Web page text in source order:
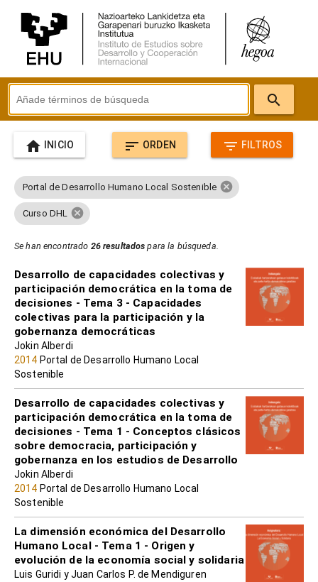
search
home INICIO sort ORDEN filter_list FILTROS
Portal de Desarrollo Humano Local Sostenible cancel
Curso DHL cancel
Se han encontrado 26 resultados para la búsqueda.
Desarrollo de capacidades colectivas y
participación democrática en la toma de
decisiones - Tema 3 - Capacidades
colectivas para la participación y la
gobernanza democráticas
Jokin Alberdi
2014 Portal de Desarrollo Humano Local
Sostenible
Desarrollo de capacidades colectivas y
participación democrática en la toma de
decisiones - Tema 1 - Conceptos clásicos
sobre democracia, participación y
gobernanza en los estudios de Desarrollo
Jokin Alberdi
2014 Portal de Desarrollo Humano Local
Sostenible
La dimensión económica del Desarrollo
Humano Local - Tema 1 - Origen y
evolución de la economía social y solidaria
Luis Guridi y Juan Carlos P. de Mendiguren